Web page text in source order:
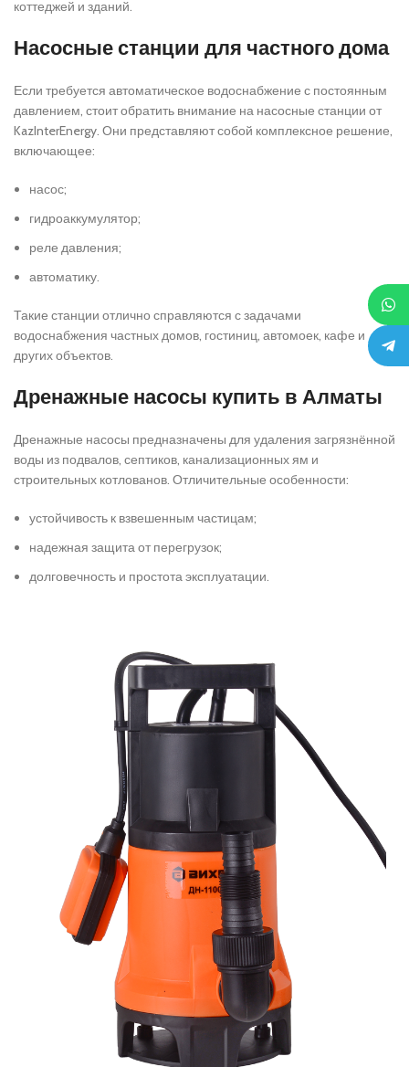
коттеджей и зданий.
Насосные станции для частного дома
Если требуется автоматическое водоснабжение с постоянным
давлением, стоит обратить внимание на насосные станции от
KazInterEnergy. Они представляют собой комплексное решение,
включающее:
насос;
гидроаккумулятор;
реле давления;
автоматику.
Такие станции отлично справляются с задачами
водоснабжения частных домов, гостиниц, автомоек, кафе и
других объектов.
Дренажные насосы купить в Алматы
Дренажные насосы предназначены для удаления загрязнённой
воды из подвалов, септиков, канализационных ям и
строительных котлованов. Отличительные особенности:
устойчивость к взвешенным частицам;
надежная защита от перегрузок;
долговечность и простота эксплуатации.